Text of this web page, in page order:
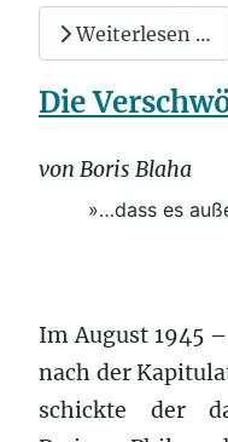
Weiterlesen …
Die
von Boris Blaha
»…dass es
Im August 1945
nach der
schickte der